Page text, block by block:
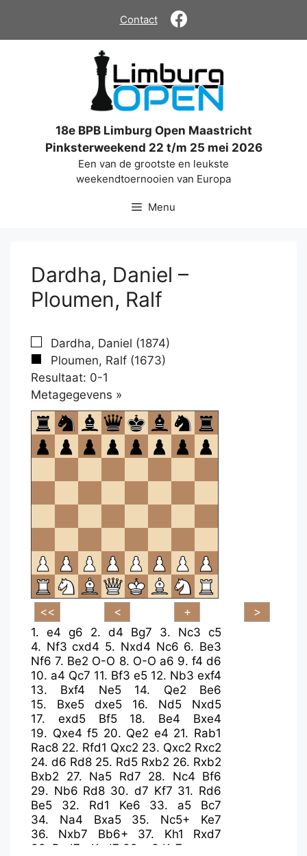
de
Contact
18e BPB Limburg Open Maastricht
Pinksterweekend 22 t/m 25 mei 2026
Een van de grootste en leukste
weekendtoernooien van Europa
Menu
Dardha, Daniel –
Ploumen, Ralf
Dardha, Daniel (1874)
Ploumen, Ralf (1673)
Resultaat: 0-1
Metagegevens »
om
te
openen.
1. e4 g6 2. d4 Bg7 3. Nc3 c5
4. Nf3 cxd4 5. Nxd4 Nc6 6. Be3
Nf6 7. Be2 O-O 8. O-O a6 9. f4 d6
10. a4 Qc7 11. Bf3 e5 12. Nb3 exf4
13. Bxf4 Ne5 14. Qe2
Be6
15. Bxe5 dxe5 16. Nd5
Nxd5
17. exd5 Bf5 18. Be4
Bxe4
19. Qxe4 f5 20. Qe2 e4 21. Rab1
Rac8 22. Rfd1 Qxc2 23. Qxc2 Rxc2
24. d6 Rd8 25. Rd5 Rxb2 26. Rxb2
Bxb2
27. Na5 Rd7 28. Nc4 Bf6
29. Nb6 Rd8 30. d7 Kf7 31. Rd6
Be5
32. Rd1 Ke6 33. a5
Bc7
34. Na4 Bxa5 35. Nc5+
Ke7
36. Nxb7 Bb6+ 37. Kh1
Rxd7
38. Rxd7+ Kxd7 39. g3 Kc7